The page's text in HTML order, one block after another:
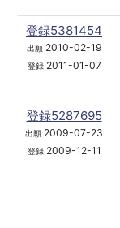
登録5381454
出願2010-02-19
登録2011-01-07
登録5287695
出願 2009-07-23
登録2009-12-11